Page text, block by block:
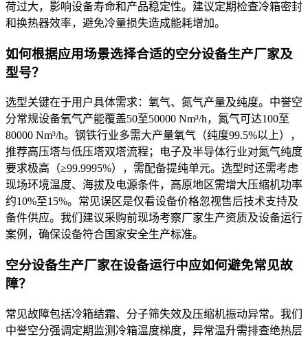
荷过大，影响设备寿命和产品稳定性。建议定期检查冷箱密封
和换热器效率，避免冷量损失造成能耗增加。
如何根据应用场景选择合适的空分设备生产厂家及
型号？
选型关键在于用户具体需求：氧气、氮气产量及纯度。中誉空
分常规设备氧气产能覆盖50至50000 Nm³/h，氮气可达100至
80000 Nm³/h。钢铁行业多需大产量氧气（纯度99.5%以上），
推荐高压塔与低压塔双塔流程；电子及半导体行业对氮气纯度
要求极高（≥99.9995%），需配备提纯单元。选型时还需考虑
现场环境温度、海拔及电源条件，高原地区需增大压缩机功率
约10%至15%。常见误区是仅看设备价格忽视售后技术支持及
备件供应。我们建议采购前现场考察厂家生产资质及设备运行
案例，确保设备符合国家安全生产标准。
空分设备生产厂家在设备运行中应如何避免常见故
障？
常见故障包括冷箱结霜、分子筛失效及压缩机振动异常。我们
中誉空分强调定期监测冷箱温度梯度，异常温升需排查绝热层